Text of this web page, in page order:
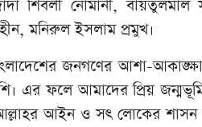
শিবলী নোমানী,
মনিরুল ইসলাম প্রমুখ।
জনগণের আশা-
এর ফলে আমাদের প্রিয়
আইন ও সৎ লোকের শাসন